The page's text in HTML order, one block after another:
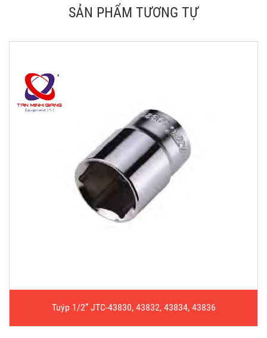
SẢN PHẨM TƯƠNG TỰ
Tuýp 1/2” JTC-43830, 43832, 43834, 43836